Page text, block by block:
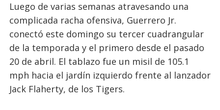
Luego de varias semanas atravesando una
complicada racha ofensiva, Guerrero Jr.
conectó este domingo su tercer cuadrangular
de la temporada y el primero desde el pasado
20 de abril. El tablazo fue un misil de 105.1
mph hacia el jardín izquierdo frente al lanzador
Jack Flaherty, de los Tigers.